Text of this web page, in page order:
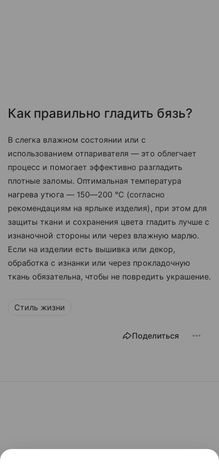
Как правильно гладить бязь?
В слегка влажном состоянии или с
использованием отпаривателя — это облегчает
процесс и помогает эффективно разгладить
плотные заломы. Оптимальная температура
нагрева утюга — 150—200 °C (согласно
рекомендациям на ярлыке изделия), при этом для
защиты ткани и сохранения цвета гладить лучше с
изнаночной стороны или через влажную марлю.
Если на изделии есть вышивка или декор,
обработка с изнанки или через прокладочную
ткань обязательна, чтобы не повредить украшение.
Стиль жизни
Поделиться